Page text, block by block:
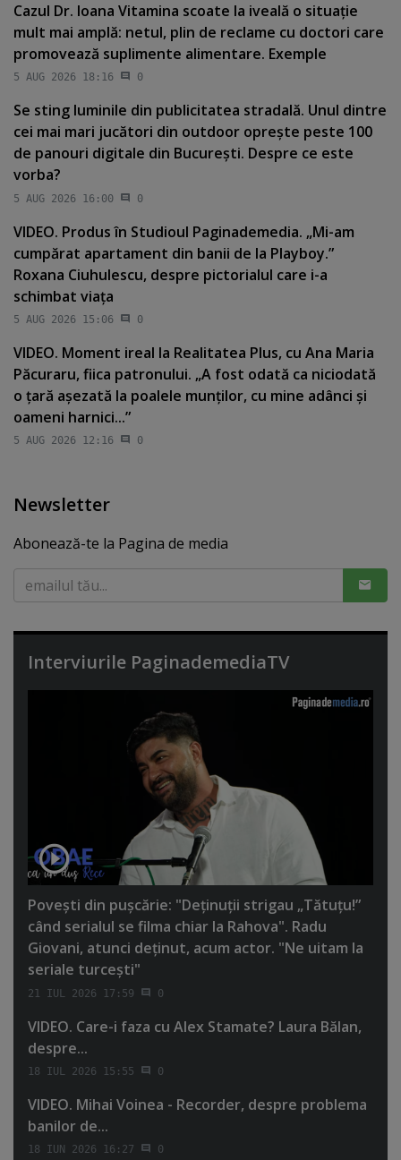
Cazul Dr. Ioana Vitamina scoate la iveală o situaţie
mult mai amplă: netul, plin de reclame cu doctori care
promovează suplimente alimentare. Exemple
5 AUG 2026 18:16 0
Se sting luminile din publicitatea stradală. Unul dintre
cei mai mari jucători din outdoor opreşte peste 100
de panouri digitale din Bucureşti. Despre ce este
vorba?
5 AUG 2026 16:00 0
VIDEO. Produs în Studioul Paginademedia. „Mi-am
cumpărat apartament din banii de la Playboy.”
Roxana Ciuhulescu, despre pictorialul care i-a
schimbat viaţa
5 AUG 2026 15:06 0
VIDEO. Moment ireal la Realitatea Plus, cu Ana Maria
Păcuraru, fiica patronului. „A fost odată ca niciodată
o ţară aşezată la poalele munţilor, cu mine adânci şi
oameni harnici...”
5 AUG 2026 12:16 0
Newsletter
Abonează-te la Pagina de media
Interviurile PaginademediaTV
Poveşti din puşcărie: "Deţinuţii strigau „Tătuţu!”
când serialul se filma chiar la Rahova". Radu
Giovani, atunci deţinut, acum actor. "Ne uitam la
seriale turceşti"
21 IUL 2026 17:59 0
VIDEO. Care-i faza cu Alex Stamate? Laura Bălan,
despre...
18 IUL 2026 15:55 0
VIDEO. Mihai Voinea - Recorder, despre problema
banilor de...
18 IUN 2026 16:27 0